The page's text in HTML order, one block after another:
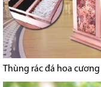
Thùng rác đá hoa cương